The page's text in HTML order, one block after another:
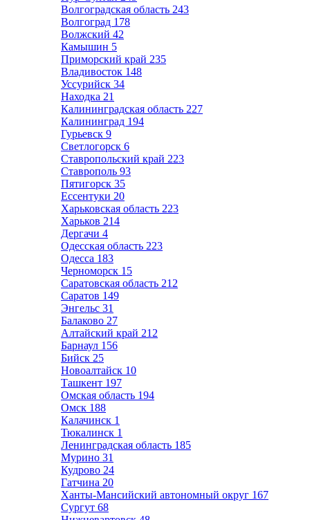
Волгоградская область 243
Волгоград 178
Волжский 42
Камышин 5
Приморский край 235
Владивосток 148
Уссурийск 34
Находка 21
Калининградская область 227
Калининград 194
Гурьевск 9
Светлогорск 6
Ставропольский край 223
Ставрополь 93
Пятигорск 35
Ессентуки 20
Харьковская область 223
Харьков 214
Дергачи 4
Одесская область 223
Одесса 183
Черноморск 15
Саратовская область 212
Саратов 149
Энгельс 31
Балаково 27
Алтайский край 212
Барнаул 156
Бийск 25
Новоалтайск 10
Ташкент 197
Омская область 194
Омск 188
Калачинск 1
Тюкалинск 1
Ленинградская область 185
Мурино 31
Кудрово 24
Гатчина 20
Ханты-Мансийский автономный округ 167
Сургут 68